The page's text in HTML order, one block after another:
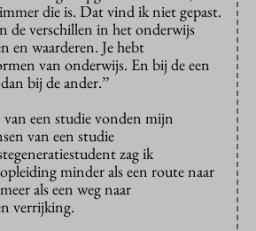
die is. Dat vind ik niet gepast.
de verschillen in het onderwijs
en waarderen. Je hebt
van onderwijs. En bij de een
bij de ander.’’
een studie vonden mijn
van een studie
zag ik
minder als een route naar
als een weg naar
verrijking.